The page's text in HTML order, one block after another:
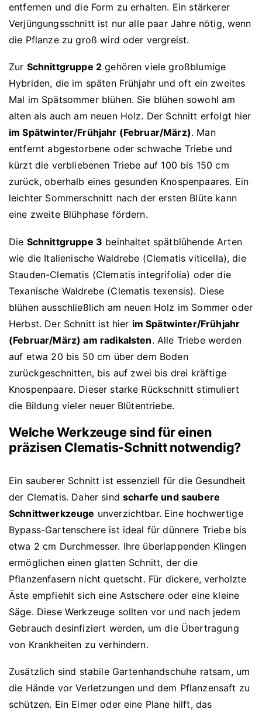
entfernen und die Form zu erhalten. Ein stärkerer
Verjüngungsschnitt ist nur alle paar Jahre nötig, wenn
die Pflanze zu groß wird oder vergreist.
Zur Schnittgruppe 2 gehören viele großblumige
Hybriden, die im späten Frühjahr und oft ein zweites
Mal im Spätsommer blühen. Sie blühen sowohl am
alten als auch am neuen Holz. Der Schnitt erfolgt hier
im Spätwinter/Frühjahr (Februar/März). Man
entfernt abgestorbene oder schwache Triebe und
kürzt die verbliebenen Triebe auf 100 bis 150 cm
zurück, oberhalb eines gesunden Knospenpaares. Ein
leichter Sommerschnitt nach der ersten Blüte kann
eine zweite Blühphase fördern.
Die Schnittgruppe 3 beinhaltet spätblühende Arten
wie die Italienische Waldrebe (Clematis viticella), die
Stauden-Clematis (Clematis integrifolia) oder die
Texanische Waldrebe (Clematis texensis). Diese
blühen ausschließlich am neuen Holz im Sommer oder
Herbst. Der Schnitt ist hier im Spätwinter/Frühjahr
(Februar/März) am radikalsten. Alle Triebe werden
auf etwa 20 bis 50 cm über dem Boden
zurückgeschnitten, bis auf zwei bis drei kräftige
Knospenpaare. Dieser starke Rückschnitt stimuliert
die Bildung vieler neuer Blütentriebe.
Welche Werkzeuge sind für einen
präzisen Clematis-Schnitt notwendig?
Ein sauberer Schnitt ist essenziell für die Gesundheit
der Clematis. Daher sindscharfe und saubere
Schnittwerkzeuge unverzichtbar. Eine hochwertige
Bypass-Gartenschere ist ideal für dünnere Triebe bis
etwa 2 cm Durchmesser. Ihre überlappenden Klingen
ermöglichen einen glatten Schnitt, der die
Pflanzenfasern nicht quetscht. Für dickere, verholzte
Äste empfiehlt sich eine Astschere oder eine kleine
Säge. Diese Werkzeuge sollten vor und nach jedem
Gebrauch desinfiziert werden, um die Übertragung
von Krankheiten zu verhindern.
Zusätzlich sind stabile Gartenhandschuhe ratsam, um
die Hände vor Verletzungen und dem Pflanzensaft zu
schützen. Ein Eimer oder eine Plane hilft, das